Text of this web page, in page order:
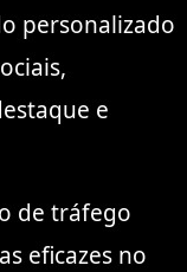
personalizado
e
de tráfego
eficazes no